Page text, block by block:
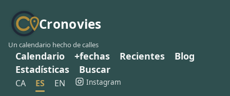
Cronovies
Un calendario hecho de calles
Calendario +fechas Recientes
Blog
Estadísticas
Buscar
CA ES EN Instagram